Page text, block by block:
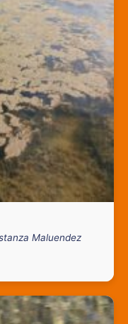
Maluendez